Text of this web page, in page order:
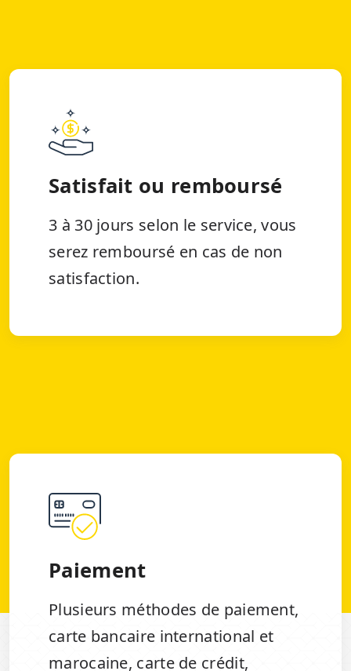
Satisfait ou remboursé
3 à 30 jours selon le service, vous
serez remboursé en cas de non
satisfaction.
Paiement
Plusieurs méthodes de paiement,
carte bancaire international et
marocaine, carte de crédit,